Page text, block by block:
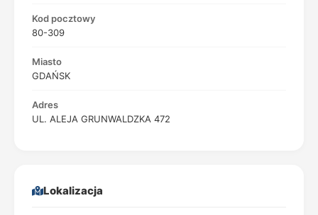
Kod pocztowy
80-309
Miasto
GDAŃSK
Adres
UL. ALEJA GRUNWALDZKA 472
Lokalizacja